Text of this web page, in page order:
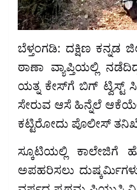
ಬೆಳ್ತಂಗಡಿ: ದಕ್ಷಿಣ ಕನ್ನಡ
ಠಾಣಾ ವ್ಯಾಪ್ತಿಯಲ್ಲಿ
ಯತ್ನ ಕೇಸ್​​ಗೆ ಬಿಗ್​​ ಟ್ವಿಸ್ಟ್​​
ಸೇರುವ ಆಸೆ ಹಿನ್ನೆಲೆ
ಕಟ್ಟಿರೋದು ಪೊಲೀಸ್​​
ಸ್ಕೂಟಿಯಲ್ಲಿ ಕಾಲೇಜಿಗೆ
ಅಪಹರಿಸಲು